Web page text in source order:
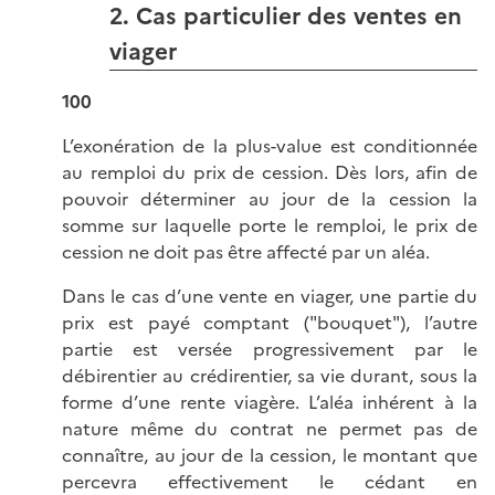
2. Cas particulier des ventes en
viager
100
L’exonération de la plus-value est conditionnée
au remploi du prix de cession. Dès lors, afin de
pouvoir déterminer au jour de la cession la
somme sur laquelle porte le remploi, le prix de
cession ne doit pas être affecté par un aléa.
Dans le cas d’une vente en viager, une partie du
prix est payé comptant ("bouquet"), l’autre
partie est versée progressivement par le
débirentier au crédirentier, sa vie durant, sous la
forme d’une rente viagère. L’aléa inhérent à la
nature même du contrat ne permet pas de
connaître, au jour de la cession, le montant que
percevra effectivement le cédant en